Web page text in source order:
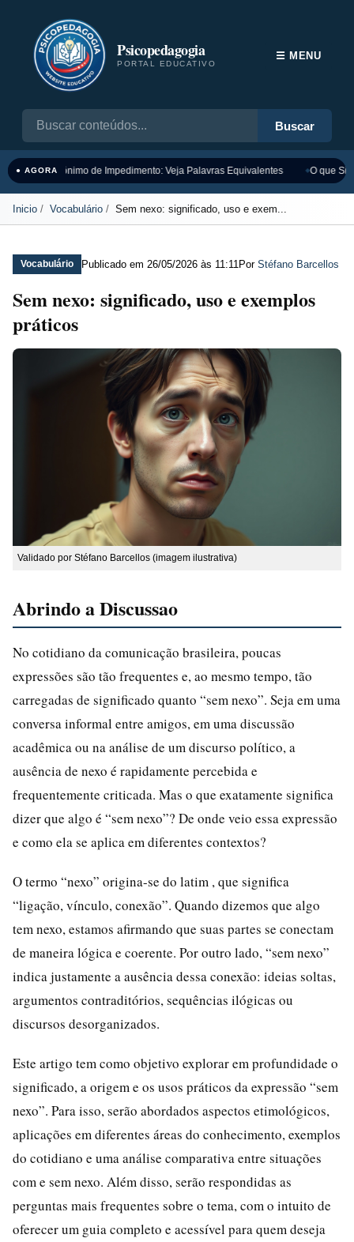
Psicopedagogia
PORTAL EDUCATIVO
Buscar
☰ MENU
● AGORASinônimo de Impedimento: Veja Palavras Equivalentes O que
Inicio Vocabulário Sem nexo: significado, uso e exem...
Vocabulário Publicado em 26/05/2026 às 11:11 Por Stéfano Barcellos
Sem nexo: significado, uso e exemplos
práticos
Validado por Stéfano Barcellos (imagem ilustrativa)
Abrindo a Discussao
No cotidiano da comunicação brasileira, poucas
expressões são tão frequentes e, ao mesmo tempo, tão
carregadas de significado quanto “sem nexo”. Seja em uma
conversa informal entre amigos, em uma discussão
acadêmica ou na análise de um discurso político, a
ausência de nexo é rapidamente percebida e
frequentemente criticada. Mas o que exatamente significa
dizer que algo é “sem nexo”? De onde veio essa expressão
e como ela se aplica em diferentes contextos?
O termo “nexo” origina-se do latim , que significa
“ligação, vínculo, conexão”. Quando dizemos que algo
tem nexo, estamos afirmando que suas partes se conectam
de maneira lógica e coerente. Por outro lado, “sem nexo”
indica justamente a ausência dessa conexão: ideias soltas,
argumentos contraditórios, sequências ilógicas ou
discursos desorganizados.
Este artigo tem como objetivo explorar em profundidade o
significado, a origem e os usos práticos da expressão “sem
nexo”. Para isso, serão abordados aspectos etimológicos,
aplicações em diferentes áreas do conhecimento, exemplos
do cotidiano e uma análise comparativa entre situações
com e sem nexo. Além disso, serão respondidas as
perguntas mais frequentes sobre o tema, com o intuito de
oferecer um guia completo e acessível para quem deseja